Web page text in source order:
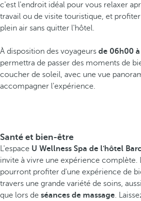
c'est l'endroit idéal pour vous relaxer
travail ou de visite touristique, et
plein air sans quitter l'hôtel.
À disposition des voyageurs de 06h00
permettra de passer des moments de
coucher de soleil, avec une vue
accompagner l'expérience.
Santé et bien-être
L'espace U Wellness Spa de l'hôtel
invite à vivre une expérience complète.
pourront profiter d'une expérience de
travers une grande variété de soins,
que lors de séances de massage.